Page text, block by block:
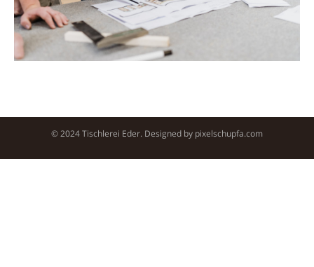
© 2024 Tischlerei Eder. Designed by pixelschupfa.com